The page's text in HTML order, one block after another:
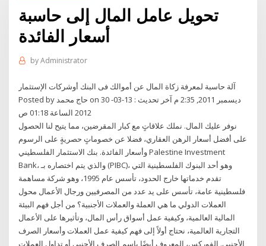
تحويل عامل المال إلى حاسبة
أسعار الفائدة
byAdministrator
آلة حاسبة لمعرفة زكاة المال عن أموالك فى البنك أوشركات الإستثمار
Posted by حاج محمد on 30 ديسمبر 2011, 2:35 م آخر تحديث : 13-03-
2012 الساعة 01:18 ص
نوفر عليك المال. نملك علاقاتٍ مع كبار المقرضين، مما يتيح لنا الحصول
على أفضل أسعار الرهن العقاري، فضلا عن خصوماتٍ حصريةٍ على الرسوم
وأسعار الفائدة. بنك الاستثمار الفلسطيني Palestine Investment
Bank، والذي يتم اختصاره بـ (PIBC)، وهو أحد البنوك الفلسطينية التي
تقدم خدماتها خارج الحدود، تأسس عام 1995، وهو شركة مساهمة
فلسطينية عامة، تأسس على يد عدد من المصرفيين ورجال الأعمال محول
العملات الدولي ما هي العملة والعملات الأجنبية؟ من أجل فهم البيئة
المالية العالمية، وكيفية عمل أسواق رأس المال، وتأثيرها على الأعمال
التجارية العالمية، نحتاج أولاً إلى فهم كيفية عمل العملات وأسعار الصرف
الأجنبي. الفوركس، المعروف أيضًا باسم الصرف الأجنبي أو تداول العملات